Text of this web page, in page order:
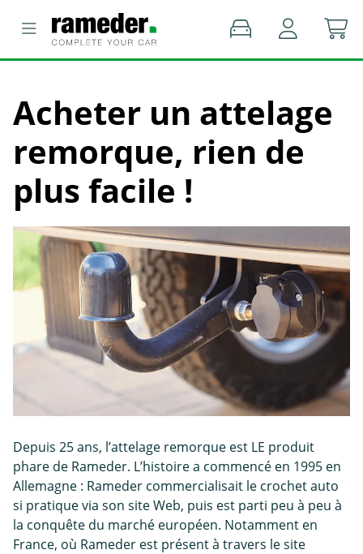
Acheter un attelage
remorque, rien de
plus facile !
Depuis 25 ans, l’attelage remorque est LE produit
phare de Rameder. L’histoire a commencé en 1995 en
Allemagne : Rameder commercialisait le crochet auto
si pratique via son site Web, puis est parti peu à peu à
la conquête du marché européen. Notamment en
France, où Rameder est présent à travers le site